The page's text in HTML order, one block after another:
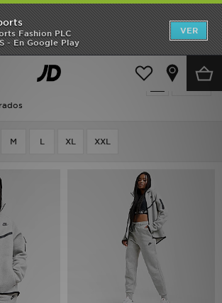
Fashion PLC
- En Google Play
VER
Ropa de mujer
- Back To School - Nike
M L XL XXL